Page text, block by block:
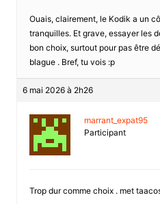
Ouais, clairement, le Kodik a un
tranquilles. Et grave, essayer les
bon choix, surtout pour pas être
blague . Bref, tu vois :p
6 mai 2026 à 2h26
marrant_expat95
Participant
Trop dur comme choix . met